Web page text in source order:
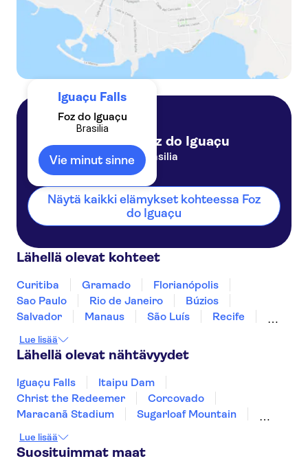
Iguaçu Falls
Foz do Iguaçu
Brasilia
Vie minut sinne
Foz do Iguaçu
Brasilia
Näytä kaikki elämykset kohteessa Foz
do Iguaçu
Lähellä olevat kohteet
Curitiba Gramado
Florianópolis
Sao Paulo
Rio de Janeiro
Búzios
Salvador
Manaus São Luís
Recife
Lue lisää
Lähellä olevat nähtävyydet
Iguaçu Falls
Itaipu Dam
Christ the Redeemer
Corcovado
Maracanã Stadium
Sugarloaf Mountain
Lue lisää
Suosituimmat maat